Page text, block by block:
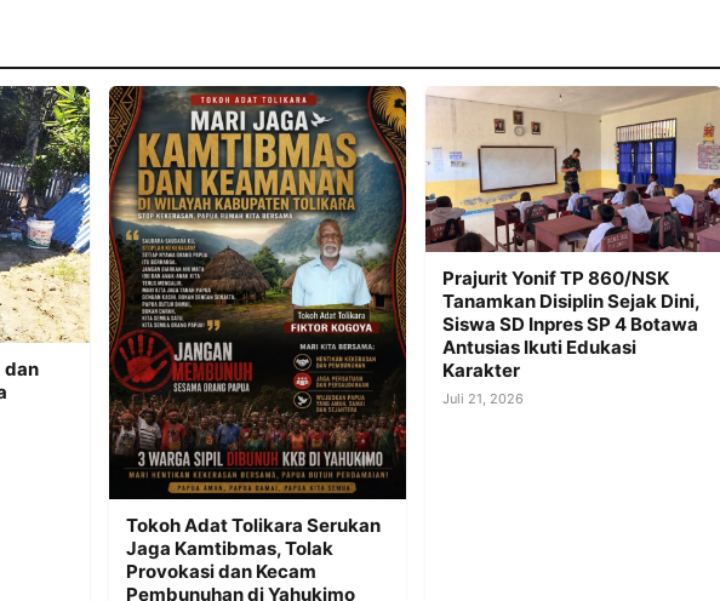
dan
Tokoh Adat Tolikara Serukan
Jaga Kamtibmas, Tolak
Provokasi dan Kecam
Pembunuhan di Yahukimo
Prajurit Yonif TP 860/NSK
Tanamkan Disiplin Sejak Dini,
Siswa SD Inpres SP 4 Botawa
Antusias Ikuti Edukasi
Karakter
Juli 21, 2026